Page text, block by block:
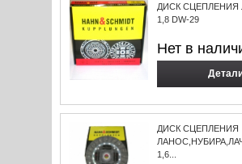
ДИСК СЦЕПЛЕНИЯ
1,8 DW-29
Нет в
ДИСК СЦЕПЛЕНИЯ
1,6...